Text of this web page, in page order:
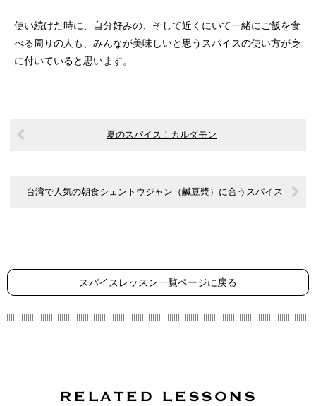
使い続けた時に、自分好みの、そして近くにいて一緒にご飯を食
べる周りの人も、みんなが美味しいと思うスパイスの使い方が身
に付いていると思います。
夏のスパイス！カルダモン
台湾で人気の朝食シェントウジャン（鹹豆漿）に合うスパイス
スパイスレッスン一覧ページに戻る
RELATED LESSONS